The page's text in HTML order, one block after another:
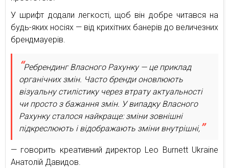
У шрифт додали легкості, щоб він добре читався на
будь-яких носіях — від крихітних банерів до величезних
брендмауерів.
Ребрендинг Власного Рахунку — це приклад
органічних змін. Часто бренди оновлюють
візуальну стилістику через втрату актуальності
чи просто з бажання змін. У випадку Власного
Рахунку сталося найкраще: зміни зовнішні
підкреслюють і відображають зміни внутрішні,
— говорить креативний директор Leo Burnett Ukraine
Анатолій Давидов.